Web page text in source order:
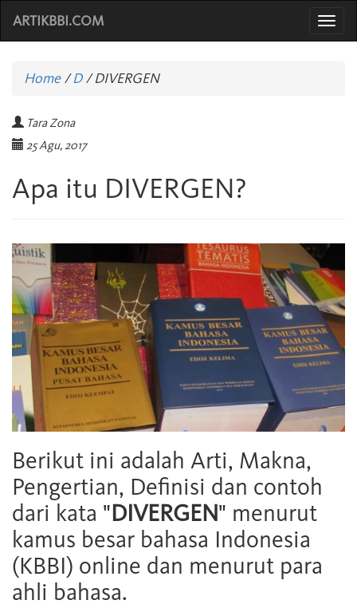
ARTIKBBI.COM
Home/D /DIVERGEN
Tara Zona
25 Agu, 2017
Apa itu DIVERGEN?
Berikut ini adalah Arti, Makna,
Pengertian, Definisi dan contoh
dari kata "DIVERGEN" menurut
kamus besar bahasa Indonesia
(KBBI) online dan menurut para
ahli bahasa.